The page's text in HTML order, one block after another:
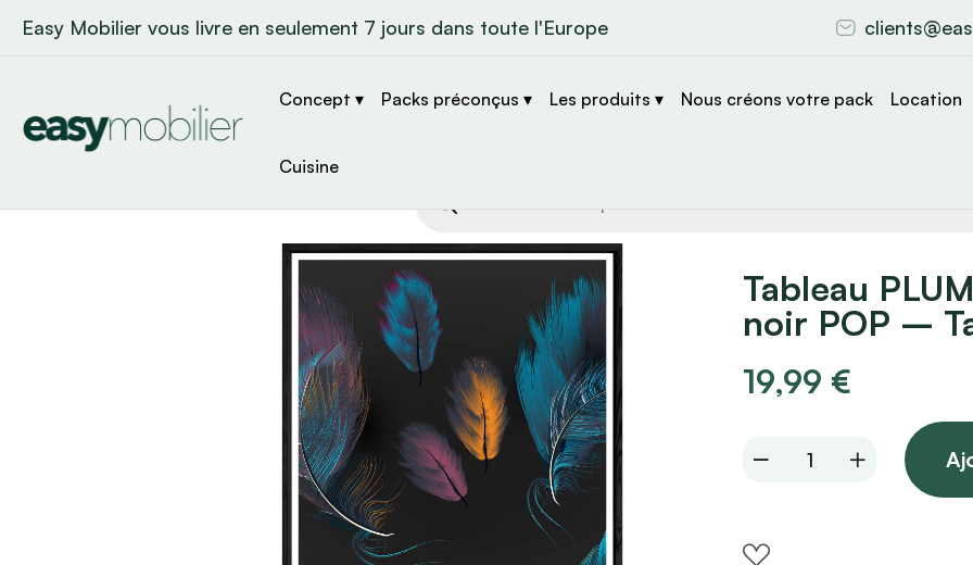
Easy Mobilier vous livre en seulement 7 jours dans toute l'Europe
Concept ▾ Packs préconçus ▾ Les produits ▾ Nous créons votre pack Location
Cuisine
de
Tableau
noir POP –
19,99 €
Tableau
cadre